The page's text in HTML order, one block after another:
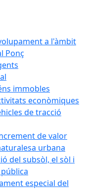
a l'àmbit
Ponç
immobles
econòmiques
de tracció
de valor
urbana
del subsòl, el sòl i
especial del